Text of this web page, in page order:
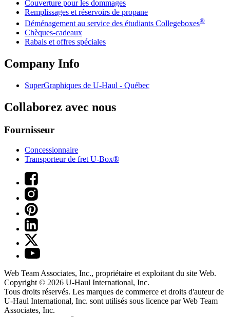
Couverture pour les dommages
Remplissages et réservoirs de propane
Déménagement au service des étudiants Collegeboxes®
Chèques-cadeaux
Rabais et offres spéciales
Company Info
SuperGraphiques de U-Haul - Québec
Collaborez avec nous
Fournisseur
Concessionnaire
Transporteur de fret U-Box®
Web Team Associates, Inc., propriétaire et exploitant du site Web.
Copyright © 2026 U-Haul International, Inc.
Tous droits réservés. Les marques de commerce et droits d'auteur de
U-Haul International, Inc. sont utilisés sous licence par Web Team
Associates, Inc.